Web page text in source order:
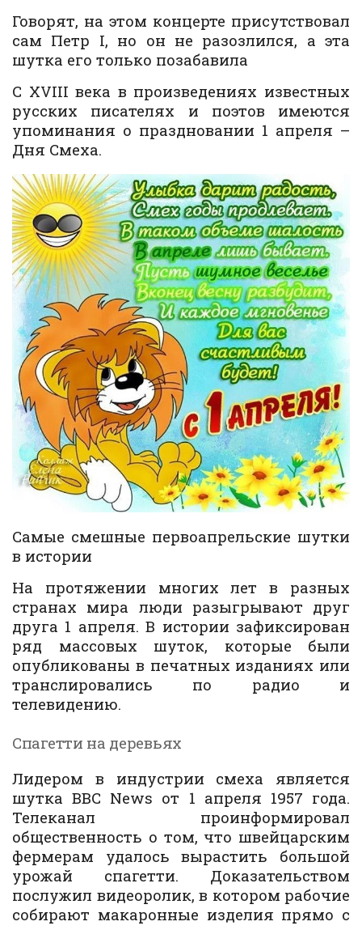
Говорят, на этом концерте присутствовал
сам Петр I, но он не разозлился, а эта
шутка его только позабавила
С XVIII века в произведениях известных
русских писателях и поэтов имеются
упоминания о праздновании 1 апреля –
Дня Смеха.
Самые смешные первоапрельские шутки
в истории
На протяжении многих лет в разных
странах мира люди разыгрывают друг
друга 1 апреля. В истории зафиксирован
ряд массовых шуток, которые были
опубликованы в печатных изданиях или
транслировались по радио и
телевидению.
Спагетти на деревьях
Лидером в индустрии смеха является
шутка BBC News от 1 апреля 1957 года.
Телеканал проинформировал
общественность о том, что швейцарским
фермерам удалось вырастить большой
урожай спагетти. Доказательством
послужил видеоролик, в котором рабочие
собирают макаронные изделия прямо с